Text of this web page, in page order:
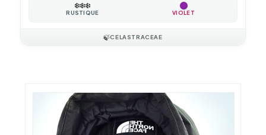
❄️❄️❄️
RUSTIQUE VIOLET
🍃CELASTRACEAE